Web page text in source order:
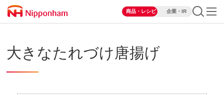
商品・レシピ 企業・IR
大きなたれづけ唐揚げ